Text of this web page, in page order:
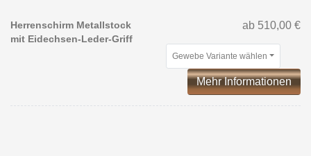
Herrenschirm Metallstock
mit Eidechsen-Leder-Griff
ab 510,00 €
Gewebe Variante wählen
Mehr Informationen